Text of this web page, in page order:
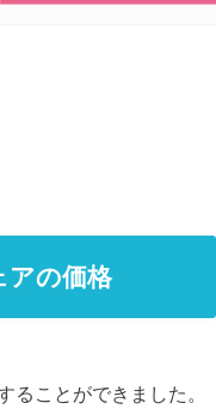
の価格
ことができました。